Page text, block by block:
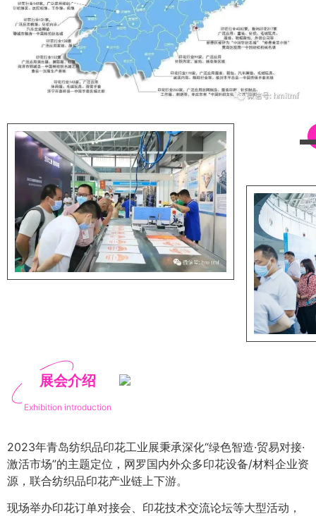
展会介绍
Exhibition introduction
2023年青岛纺织品印花工业展秉承深化“绿色智造·贸易对接·
激活市场”的主题定位，网罗国内外众多印花设备/材料企业资
源，联合纺织品印花产业链上下游。
现场举办印花订单对接会、印花技术交流论坛等大型活动，